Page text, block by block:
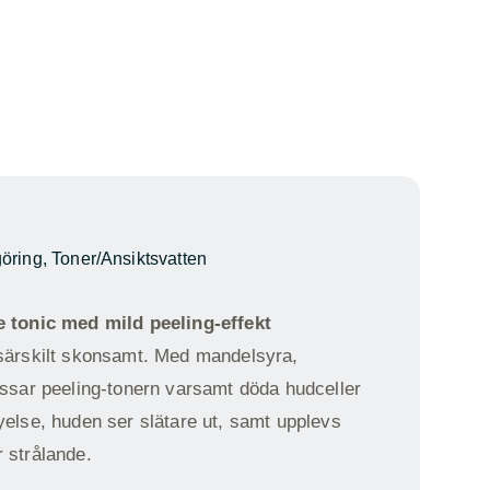
,Toner/Ansiktsvatten
tonic med mild peeling-effekt
skonsamt. Med mandelsyra,
peeling-tonern varsamt döda hudceller
huden ser slätare ut, samt upplevs
strålande.